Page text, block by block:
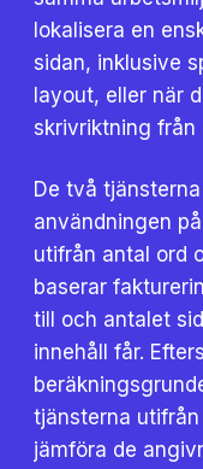
lokalisera en
sidan, inklusive
layout, eller när
skrivriktning från
De två
användningen
utifrån antal ord
baserar
till och antalet
innehåll får.
tjänsterna
jämföra de